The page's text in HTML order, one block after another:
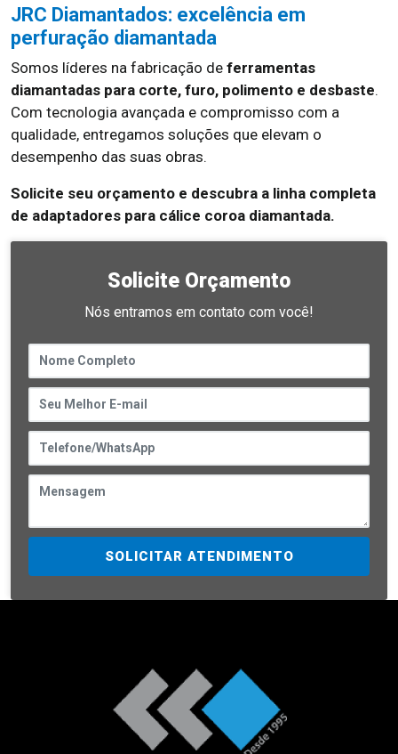
JRC Diamantados: excelência em
perfuração diamantada
Somos líderes na fabricação de ferramentas
diamantadas para corte, furo, polimento e desbaste.
Com tecnologia avançada e compromisso com a
qualidade, entregamos soluções que elevam o
desempenho das suas obras.
Solicite seu orçamento e descubra a linha completa
de adaptadores para cálice coroa diamantada.
Solicite Orçamento
Nós entramos em contato com você!
SOLICITAR ATENDIMENTO